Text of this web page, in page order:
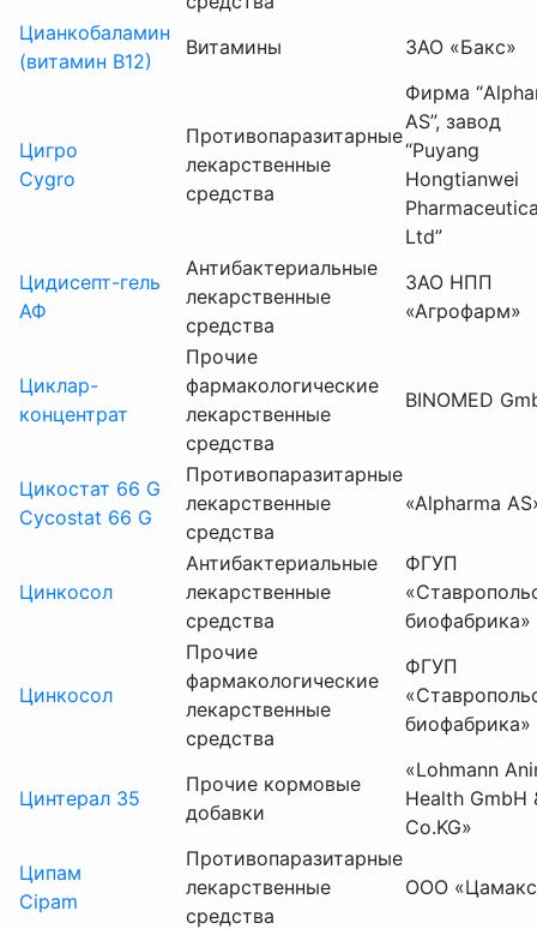
Цианкобаламин
(витамин В12)
Витамины ЗАО «Бакс»
Цигро
Cygro
Противопаразитарные
лекарственные
средства
Фирма
AS”, завод
“Puyang
Hongtianwei
Ltd”
Цидисепт-гель
АФ
Антибактериальные
лекарственные
средства
ЗАО НПП
«Агрофарм»
Циклар-
концентрат
Прочие
фармакологические
лекарственные
средства
BINOMED
Цикостат 66 G
Cycostat 66 G
Противопаразитарные
лекарственные
средства
«Alpharma
Цинкосол
Антибактериальные
лекарственные
средства
ФГУП
биофабрика»
Цинкосол
Прочие
фармакологические
лекарственные
средства
ФГУП
биофабрика»
Цинтерал 35
Прочие кормовые
добавки
«Lohmann
Health GmbH
Co.KG»
Ципам
Cipam
Противопаразитарные
лекарственные
средства
ООО